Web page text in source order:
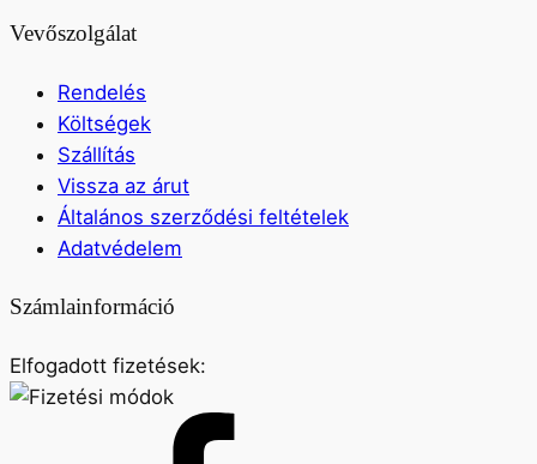
Vevőszolgálat
Rendelés
Költségek
Szállítás
Vissza az árut
Általános szerződési feltételek
Adatvédelem
Számlainformáció
Elfogadott fizetések: